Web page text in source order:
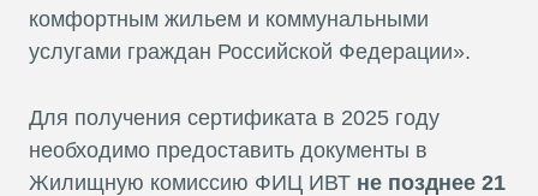
комфортным жильем и коммунальными
услугами граждан Российской Федерации».
Для получения сертификата в 2025 году
необходимо предоставить документы в
Жилищную комиссию ФИЦ ИВТ не позднее 21